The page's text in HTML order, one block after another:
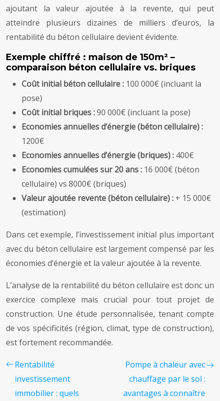
ajoutant la valeur ajoutée à la revente, qui peut
atteindre plusieurs dizaines de milliers d’euros, la
rentabilité du béton cellulaire devient évidente.
Exemple chiffré : maison de 150m² –
comparaison béton cellulaire vs. briques
Coût initial béton cellulaire : 100 000€ (incluant la
pose)
Coût initial briques :90 000€ (incluant la pose)
Economies annuelles d’énergie (béton cellulaire) :
1200€
Economies annuelles d’énergie (briques) : 400€
Economies cumulées sur 20 ans : 16 000€ (béton
cellulaire) vs 8000€ (briques)
Valeur ajoutée revente (béton cellulaire) : + 15 000€
(estimation)
Dans cet exemple, l’investissement initial plus important
avec du béton cellulaire est largement compensé par les
économies d’énergie et la valeur ajoutée à la revente.
L’analyse de la rentabilité du béton cellulaire est donc un
exercice complexe mais crucial pour tout projet de
construction. Une étude personnalisée, tenant compte
de vos spécificités (région, climat, type de construction),
est fortement recommandée.
Rentabilité
investissement
immobilier : quels
Pompe à chaleur avec
chauffage par le sol :
avantages à connaître